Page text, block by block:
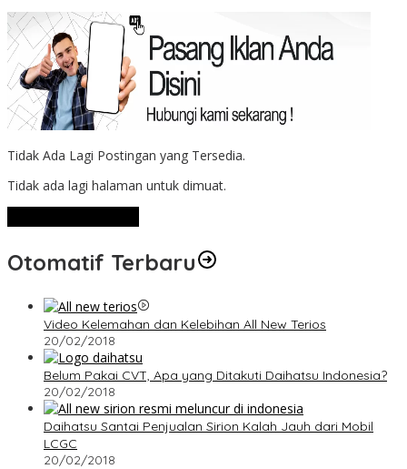
Tidak Ada Lagi Postingan yang Tersedia.
Tidak ada lagi halaman untuk dimuat.
Otomatif Terbaru
Video Kelemahan dan Kelebihan All New Terios
20/02/2018
Belum Pakai CVT, Apa yang Ditakuti Daihatsu Indonesia?
20/02/2018
Daihatsu Santai Penjualan Sirion Kalah Jauh dari Mobil
LCGC
20/02/2018